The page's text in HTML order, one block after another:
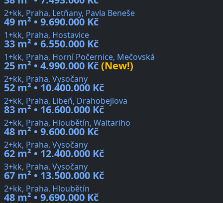
2+kk, Praha, Letňany, Pavla Beneše
49 m² • 9.690.000 Kč
1+kk, Praha, Hostavice
33 m² • 6.550.000 Kč
1+kk, Praha, Horní Počernice, Mečovská
25 m² • 4.990.000 Kč(New!)
2+kk, Praha, Vysočany
52 m² • 10.400.000 Kč
2+kk, Praha, Libeň, Drahobejlova
83 m² • 16.600.000 Kč
2+kk, Praha, Hloubětín, Waltariho
48 m² • 9.600.000 Kč
2+kk, Praha, Vysočany
62 m² • 12.400.000 Kč
3+kk, Praha, Vysočany
67 m² • 13.500.000 Kč
2+kk, Praha, Hloubětín
48 m² • 9.690.000 Kč